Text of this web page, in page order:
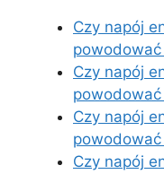
Czy napój
Czy napój
Czy napój
Czy napój